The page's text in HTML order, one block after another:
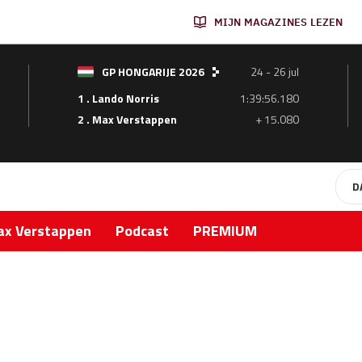
MIJN MAGAZINES LEZEN
GP HONGARIJE 2026
24 - 26 jul
1 . Lando Norris
1:39:56.180
2 . Max Verstappen
+ 15.080
Verstappen Podcast PREMIUM